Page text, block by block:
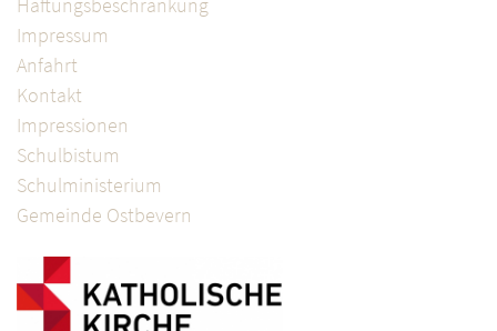
Haftungsbeschränkung
Impressum
Anfahrt
Kontakt
Impressionen
Schulbistum
Schulministerium
Gemeinde Ostbevern